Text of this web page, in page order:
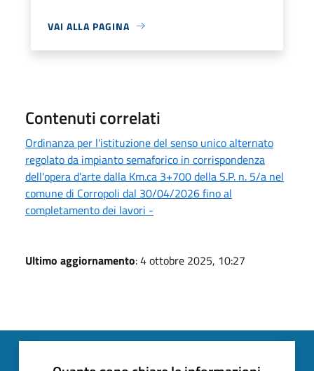
VAI ALLA PAGINA
Contenuti correlati
Ordinanza per l'istituzione del senso unico alternato
regolato da impianto semaforico in corrispondenza
dell'opera d'arte dalla Km.ca 3+700 della S.P. n. 5/a nel
comune di Corropoli dal 30/04/2026 fino al
completamento dei lavori -
Ultimo aggiornamento: 4 ottobre 2025, 10:27